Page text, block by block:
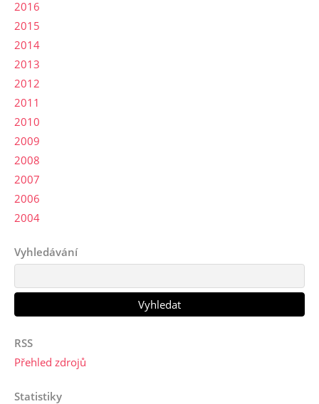
2016
2015
2014
2013
2012
2011
2010
2009
2008
2007
2006
2004
Vyhledávání
RSS
Přehled zdrojů
Statistiky